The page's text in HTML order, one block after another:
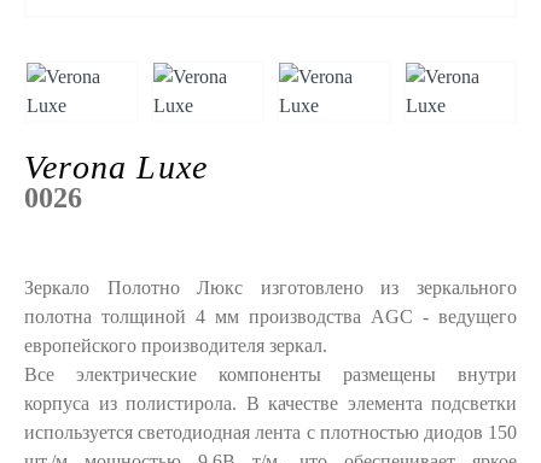
Verona Luxe
Зеркало Полотно Люкс изготовлено из зеркального
полотна толщиной 4 мм производства AGC - ведущего
европейского производителя зеркал.
Все электрические компоненты размещены внутри
корпуса из полистирола. В качестве элемента подсветки
используется светодиодная лента с плотностью диодов 150
0026